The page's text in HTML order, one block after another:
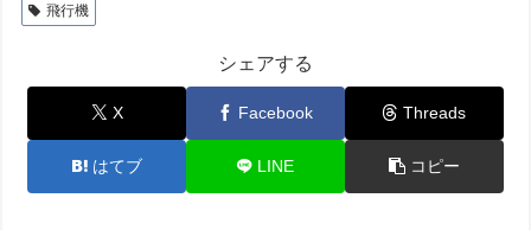
飛行機
シェアする
X Facebook Threads
はてブ LINE コピー